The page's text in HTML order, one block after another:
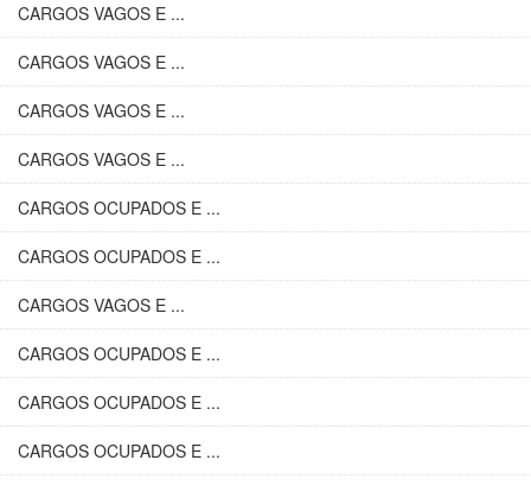
CARGOS VAGOS E ...
CARGOS VAGOS E ...
CARGOS VAGOS E ...
CARGOS VAGOS E ...
CARGOS OCUPADOS E ...
CARGOS OCUPADOS E ...
CARGOS VAGOS E ...
CARGOS OCUPADOS E ...
CARGOS OCUPADOS E ...
CARGOS OCUPADOS E ...